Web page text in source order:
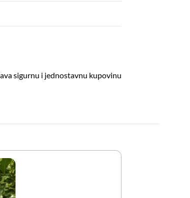
sigurnu i jednostavnu kupovinu